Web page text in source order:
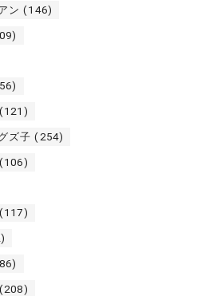
ン (146)
(121)
ズ子 (254)
(106)
(117)
(208)